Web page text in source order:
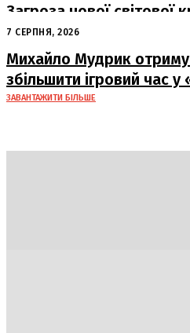
Загроза нової світової
попередив про наслідки
судна
7 СЕРПНЯ, 2026
Михайло Мудрик
збільшити ігровий час у
ЗАВАНТАЖИТИ БІЛЬШЕ